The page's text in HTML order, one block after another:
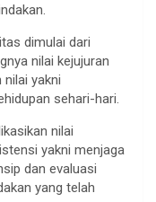
dimulai dari
nilai kejujuran
yakni
sehari-hari.
nilai
yakni menjaga
dan evaluasi
yang telah